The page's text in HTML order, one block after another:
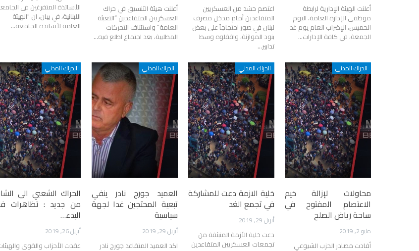
أعلنت الهيئة الإدارية لرابطة
موظفي الإدارة العامة، اليوم
الخميس، الإضراب العام يوم غد
الجمعة، في كافة الإدارات…
اعتصم حشد من العسكريين
المتقاعدين أمام مدخل مصرف
لبنان في صور احتجاجاً على بعض
بنود الموازنة، واقفلوه وسط
تدابير…
أعلنت هيئة التنسيق في حراك
العسكريين المتقاعدين “التعبئة
العامة” واستئناف التحركات
المطلبية، بعد اجتماع اطلع فيه…
الأساتذة المتفرغين في
اللبنانية، في بيان، ان "الهيئة
العامة لأساتذة الجامعة…
الحراك المدني
محاولات لإزالة خيم
الاعتصام المفتوح في
ساحة رياض الصلح
مايو 2, 2019
أفادت مصادر الحزب الشيوعي
الحراك المدني
خلية الازمة دعت للمشاركة
في تجمع الغد
أبريل 29, 2019
دعت خلية الأزمة المنبثقة من
تجمعات العسكريين المتقاعدين
الحراك المدني
العميد جورج نادر ينفي
تبعية المحتجين غدا لجهة
سياسية
أبريل 29, 2019
اكد العميد المتقاعد جورج نادر
الحراك المدني
الحراك الشعبي الى
من جديد : تظاهرات
البدء…
أبريل 26, 2019
عقدت الأحزاب والقوى